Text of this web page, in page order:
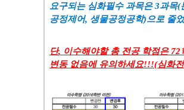
요구되는 심화필수 과목은 3과목(
공정제어, 생물공정공학)으로 줄
단, 이수해야할 총 전공 학점은72
변동 없음에 유의하세요!!!(심화